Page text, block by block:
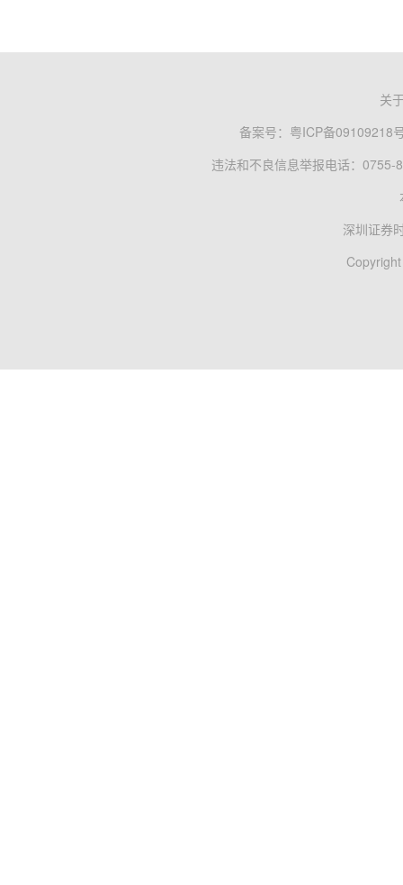
关
备案号： 粤ICP备09109218
违法和不良信息举报电话：0755-
深圳证券